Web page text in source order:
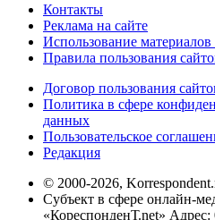
Контакты
Реклама на сайте
Использование материалов
Правила пользования
Договор пользования
Политика в сфере
данных
Пользовательское
Редакция
© 2000-2026,
Субъект в сфере онлайн-
«КореспонденТ.net» Адрес: